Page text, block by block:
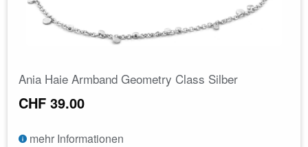
Ania Haie Armband Geometry Class Silber
CHF 39.00
mehr Informationen